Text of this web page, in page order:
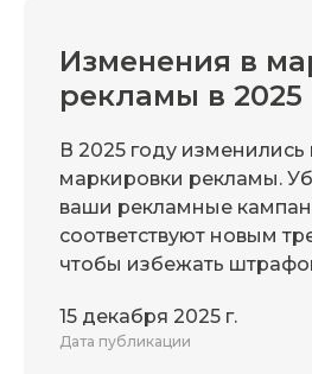
Изменения в
рекламы в 2025
В 2025 году изменились
маркировки рекламы.
ваши рекламные
соответствуют новым
чтобы избежать
15 декабря 2025 г.
Дата публикации